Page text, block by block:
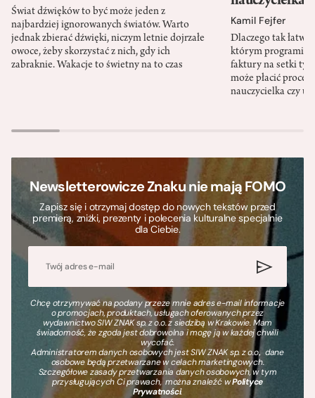
Świat dźwięków to być może jeden z
najbardziej ignorowanych światów. Warto
jednak zbierać dźwięki, niczym letnie dojrzałe
owoce, żeby skorzystać z nich, gdy ich
zabraknie. Wakacje to świetny na to czas
Kamil Fejfer
Dlaczego tak
którym
faktury na setki
może płacić
nauczycielka czy
Newsletterowicze Znaku nie mają FOMO
Zapisz się i otrzymaj dostęp do nowych tekstów przed
premierą, zniżki, prezenty i polecenia kulturalne specjalnie
dla Ciebie.
Chcę otrzymywać na podany przeze mnie adres e-mail informacje
o promocjach, produktach, usługach oferowanych przez
wydawnictwo SIW ZNAK sp. z o.o. z siedzibą w Krakowie. Mam
świadomość, że zgoda jest dobrowolna i mogę ją w każdej chwili
wycofać.
Administratorem danych osobowych jest SIW ZNAK sp. z o.o., dane
osobowe będą przetwarzane w celach marketingowych.
Szczegółowe zasady przetwarzania danych osobowych, w tym
przysługujących Ci prawach, można znaleźć wPolityce
Prywatności.